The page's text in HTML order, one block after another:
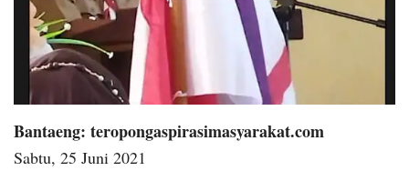
Bantaeng: teropongaspirasimasyarakat.com
Sabtu, 25 Juni 2021